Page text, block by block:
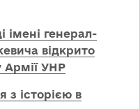
імені генерал-
відкрито
Армії УНР
з історією в